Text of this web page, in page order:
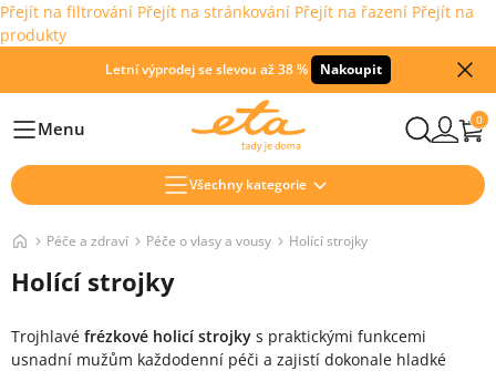
Přejít na filtrování Přejít na stránkování Přejít na řazení Přejít na
produkty
Letní výprodej se slevou až 38 % Nakoupit
HlavníMenu 0
Všechny kategorie
Péče a zdraví Péče o vlasy a vousy Holící strojky
Holící strojky
Trojhlavé frézkové holicí strojky s praktickými funkcemi
usnadní mužům každodenní péči a zajistí dokonale hladké